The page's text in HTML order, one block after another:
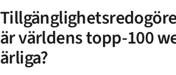
är världens topp-100
ärliga?